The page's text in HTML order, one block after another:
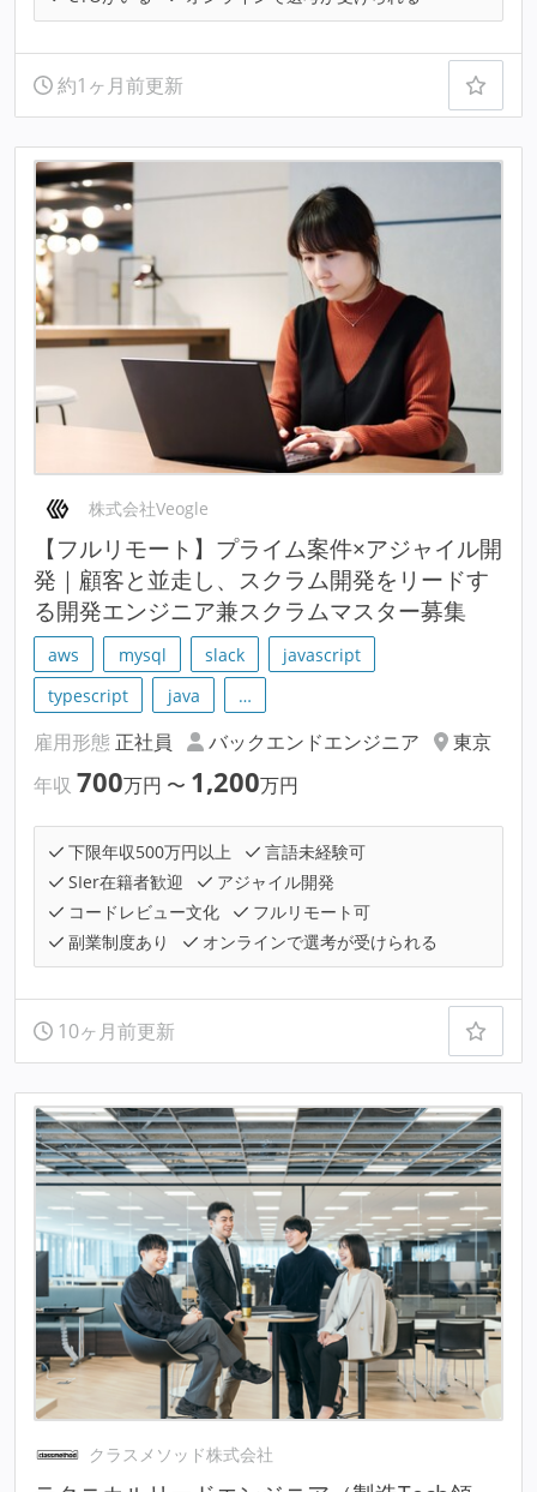
約1ヶ月前更新
株式会社Veogle
【フルリモート】プライム案件×アジャイル開
発｜顧客と並走し、スクラム開発をリードす
る開発エンジニア兼スクラムマスター募集
aws mysql slack
javascript
typescript
java …
雇用形態 正社員 バックエンドエンジニア
東京
年収 700万円 〜 1,200万円
下限年収500万円以上
言語未経験可
SIer在籍者歓迎
アジャイル開発
コードレビュー文化
フルリモート可
副業制度あり
オンラインで選考が受けられる
10ヶ月前更新
クラスメソッド株式会社